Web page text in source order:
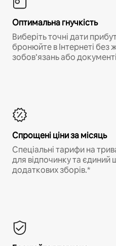
Оптимальна гнучкість
Виберіть точні дати
бронюйте в Інтернеті
зобов’язань або
Спрощені ціни за місяць
Спеціальні тарифи на
для відпочинку та єдиний
додаткових зборів.*